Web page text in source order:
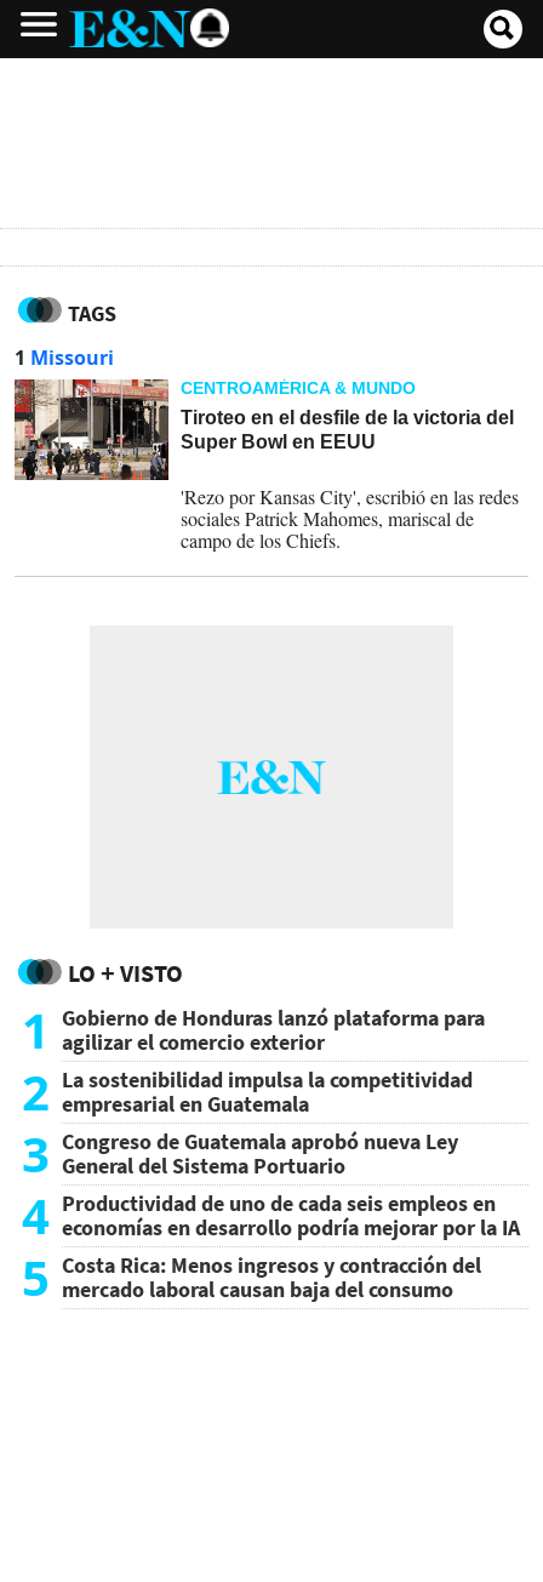
TAGS
1 Missouri
CENTROAMÉRICA & MUNDO
Tiroteo en el desfile de la victoria del
Super Bowl en EEUU
'Rezo por Kansas City', escribió en las redes
sociales Patrick Mahomes, mariscal de
campo de los Chiefs.
LO + VISTO
1
Gobierno de Honduras lanzó plataforma para
agilizar el comercio exterior
2 La sostenibilidad impulsa la competitividad
empresarial en Guatemala
3 Congreso de Guatemala aprobó nueva Ley
General del Sistema Portuario
4 Productividad de uno de cada seis empleos en
economías en desarrollo podría mejorar por la IA
5 Costa Rica: Menos ingresos y contracción del
mercado laboral causan baja del consumo